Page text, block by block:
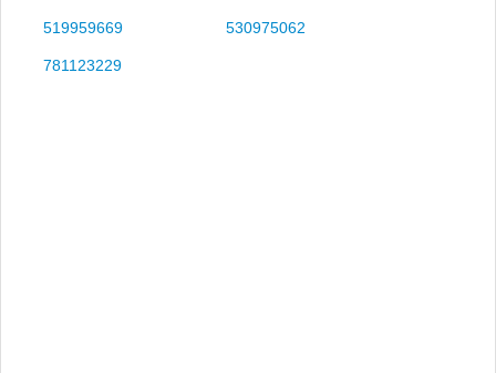
519959669 530975062
781123229